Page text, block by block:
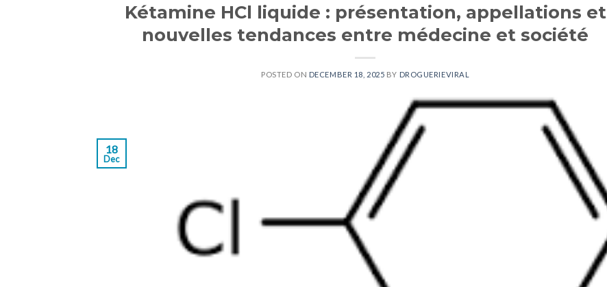
Kétamine HCl liquide : présentation, appellations et
nouvelles tendances entre médecine et société
POSTED ON DECEMBER 18, 2025 BY DROGUERIEVIRAL
18
Dec